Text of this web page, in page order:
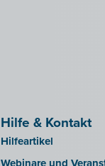
Hilfe & Kontakt
Hilfeartikel